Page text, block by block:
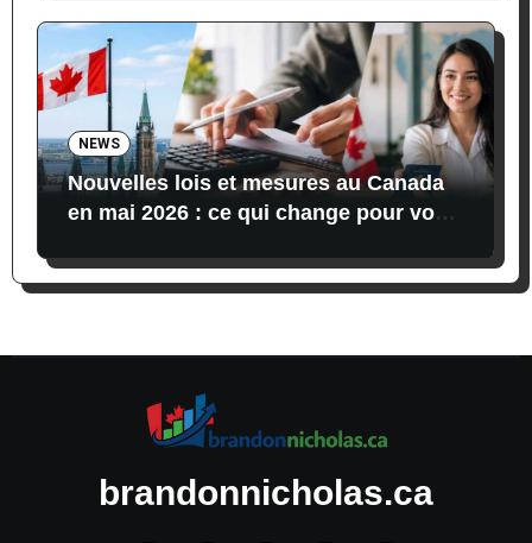
NEWS
Nouvelles lois et mesures au Canada
en mai 2026 : ce qui change pour vos
brandonnicholas.ca